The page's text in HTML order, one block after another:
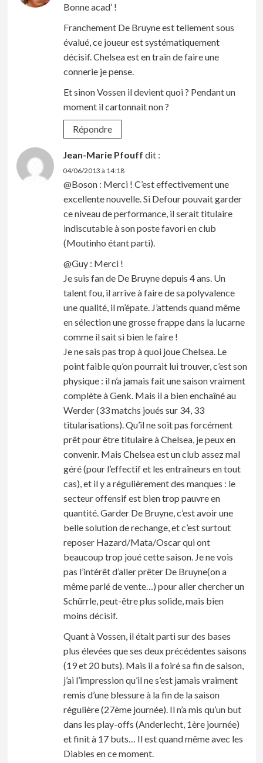
Bonne acad’ !
Franchement De Bruyne est tellement sous
évalué, ce joueur est systématiquement
décisif. Chelsea est en train de faire une
connerie je pense.
Et sinon Vossen il devient quoi ? Pendant un
moment il cartonnait non ?
Répondre
Jean-Marie Pfouff dit :
04/06/2013 à 14:18
@Boson : Merci ! C’est effectivement une
excellente nouvelle. Si Defour pouvait garder
ce niveau de performance, il serait titulaire
indiscutable à son poste favori en club
(Moutinho étant parti).
@Guy : Merci !
Je suis fan de De Bruyne depuis 4 ans. Un
talent fou, il arrive à faire de sa polyvalence
une qualité, il m’épate. J’attends quand même
en sélection une grosse frappe dans la lucarne
comme il sait si bien le faire !
Je ne sais pas trop à quoi joue Chelsea. Le
point faible qu’on pourrait lui trouver, c’est son
physique : il n’a jamais fait une saison vraiment
complète à Genk. Mais il a bien enchaîné au
Werder (33 matchs joués sur 34, 33
titularisations). Qu’il ne soit pas forcément
prêt pour être titulaire à Chelsea, je peux en
convenir. Mais Chelsea est un club assez mal
géré (pour l’effectif et les entraîneurs en tout
cas), et il y a régulièrement des manques : le
secteur offensif est bien trop pauvre en
quantité. Garder De Bruyne, c’est avoir une
belle solution de rechange, et c’est surtout
reposer Hazard/Mata/Oscar qui ont
beaucoup trop joué cette saison. Je ne vois
pas l’intérêt d’aller prêter De Bruyne(on a
même parlé de vente…) pour aller chercher un
Schürrle, peut-être plus solide, mais bien
moins décisif.
Quant à Vossen, il était parti sur des bases
plus élevées que ses deux précédentes saisons
(19 et 20 buts). Mais il a foiré sa fin de saison,
j’ai l’impression qu’il ne s’est jamais vraiment
remis d’une blessure à la fin de la saison
régulière (27ème journée). Il n’a mis qu’un but
dans les play-offs (Anderlecht, 1ère journée)
et finit à 17 buts… Il est quand même avec les
Diables en ce moment.